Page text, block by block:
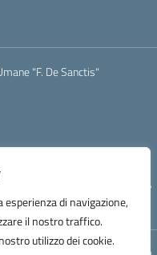
di navigazione,
il nostro traffico.
utilizzo dei cookie.
"F. De Sanctis"
- Codice Fiscale: 92058830727